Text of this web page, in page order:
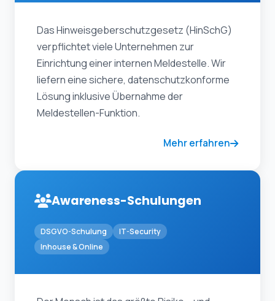
Das Hinweisgeberschutzgesetz (HinSchG)
verpflichtet viele Unternehmen zur
Einrichtung einer internen Meldestelle. Wir
liefern eine sichere, datenschutzkonforme
Lösung inklusive Übernahme der
Meldestellen-Funktion.
Mehr erfahren
Awareness-Schulungen
DSGVO-Schulung
IT-Security
Inhouse & Online